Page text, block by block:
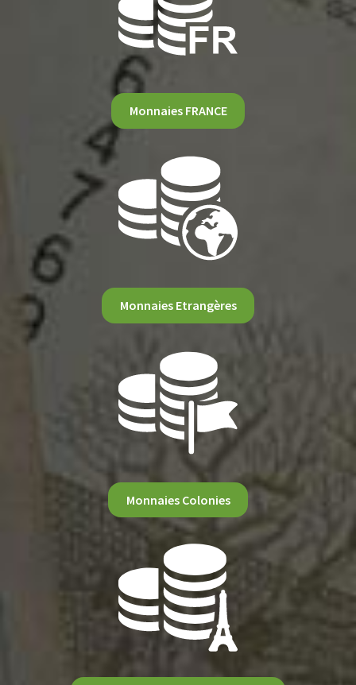
Monnaies FRANCE
Monnaies Etrangères
Monnaies Colonies